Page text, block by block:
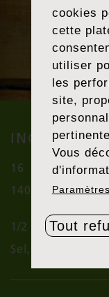
16
140 g
de
1/2 botte
de
Sel, poivre
cookies
cette
utiliser
les
site,
Vous
Tout